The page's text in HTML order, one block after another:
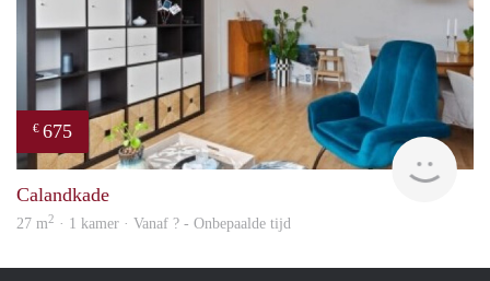
€ 675
Calandkade
27 m2 · 1 kamer · Vanaf ? - Onbepaalde tijd